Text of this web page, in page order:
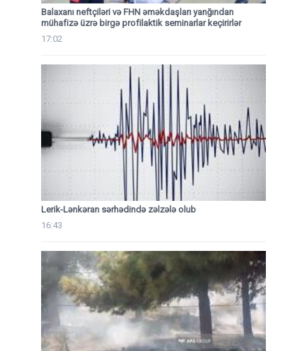
Balaxanı neftçiləri və FHN əməkdaşları yanğından
mühafizə üzrə birgə profilaktik seminarlar keçirirlər
17:02
Lerik-Lənkəran sərhədində zəlzələ olub
16:43